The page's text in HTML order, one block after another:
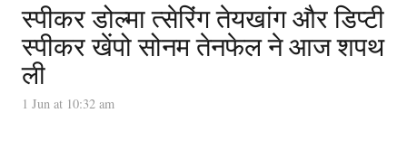
स्पीकर डोल्मा त्सेरिंग तेयखांग और डिप्टी
स्पीकर खेंपो सोनम तेनफेल ने आज शपथ
ली
1 Jun at 10:32 am